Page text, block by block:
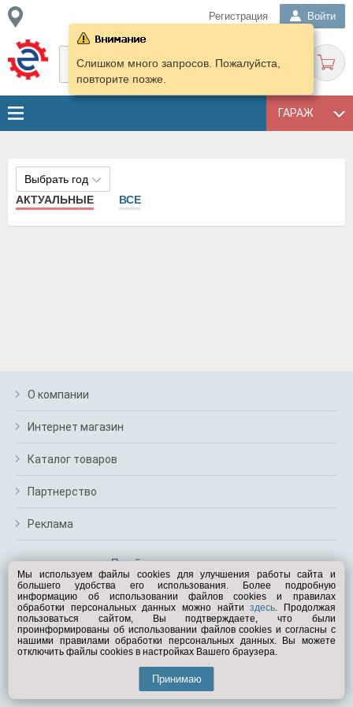
Регистрация Войти
ГАРАЖ
Слишком много запросов. Пожалуйста,
повторите позже.
Выбрать год
АКТУАЛЬНЫЕ
ВСЕ
О компании
Интернет магазин
Каталог товаров
Партнерство
Реклама
Перейти на полную версию
Вам помочь?
© Exist.ru 1998—2026
Мы используем файлы cookies для улучшения работы сайта и
большего удобства его использования. Более подробную
информацию об использовании файлов cookies и правилах
обработки персональных данных можно найтиздесь. Продолжая
пользоваться сайтом, Вы подтверждаете, что были
проинформированы об использовании файлов cookies и согласны с
нашими правилами обработки персональных данных. Вы можете
отключить файлы cookies в настройках Вашего браузера.
Принимаю